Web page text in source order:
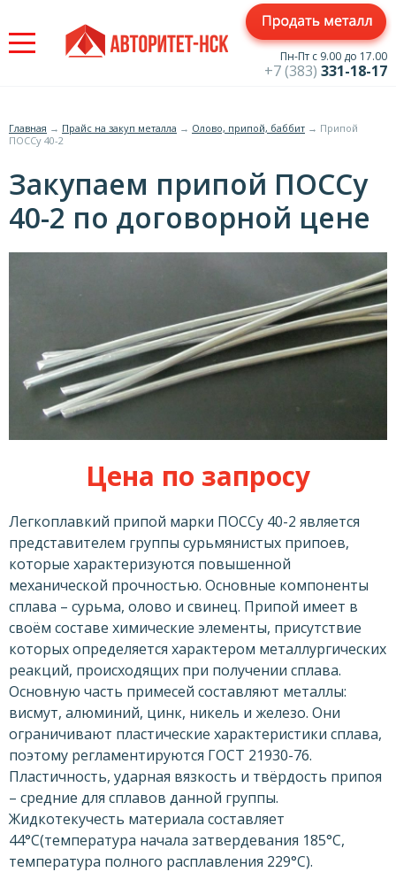
to
navigation
Пн-Пт с 9.00 до 17.00
+7 (383) 331-18-17
здесь
Главная → Прайс на закуп металла → Олово, припой, баббит → Припой
ПОССу 40-2
Закупаем припой ПОССу
40-2 по договорной цене
Цена по запросу
Легкоплавкий припой марки ПОССу 40-2 является
представителем группы сурьмянистых припоев,
которые характеризуются повышенной
механической прочностью. Основные компоненты
сплава – сурьма, олово и свинец. Припой имеет в
своём составе химические элементы, присутствие
которых определяется характером металлургических
реакций, происходящих при получении сплава.
Основную часть примесей составляют металлы:
висмут, алюминий, цинк, никель и железо. Они
ограничивают пластические характеристики сплава,
поэтому регламентируются ГОСТ 21930-76.
Пластичность, ударная вязкость и твёрдость припоя
– средние для сплавов данной группы.
Жидкотекучесть материала составляет
44°С(температура начала затвердевания 185°С,
температура полного расплавления 229°С).